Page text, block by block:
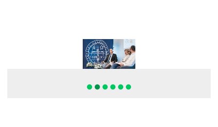
fiber_manual_record fiber_manual_record fiber_manual_record fiber_manual_record fiber_manual_record fiber_manual_record